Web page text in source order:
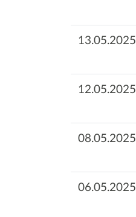
13.05.2025
12.05.2025
08.05.2025
06.05.2025